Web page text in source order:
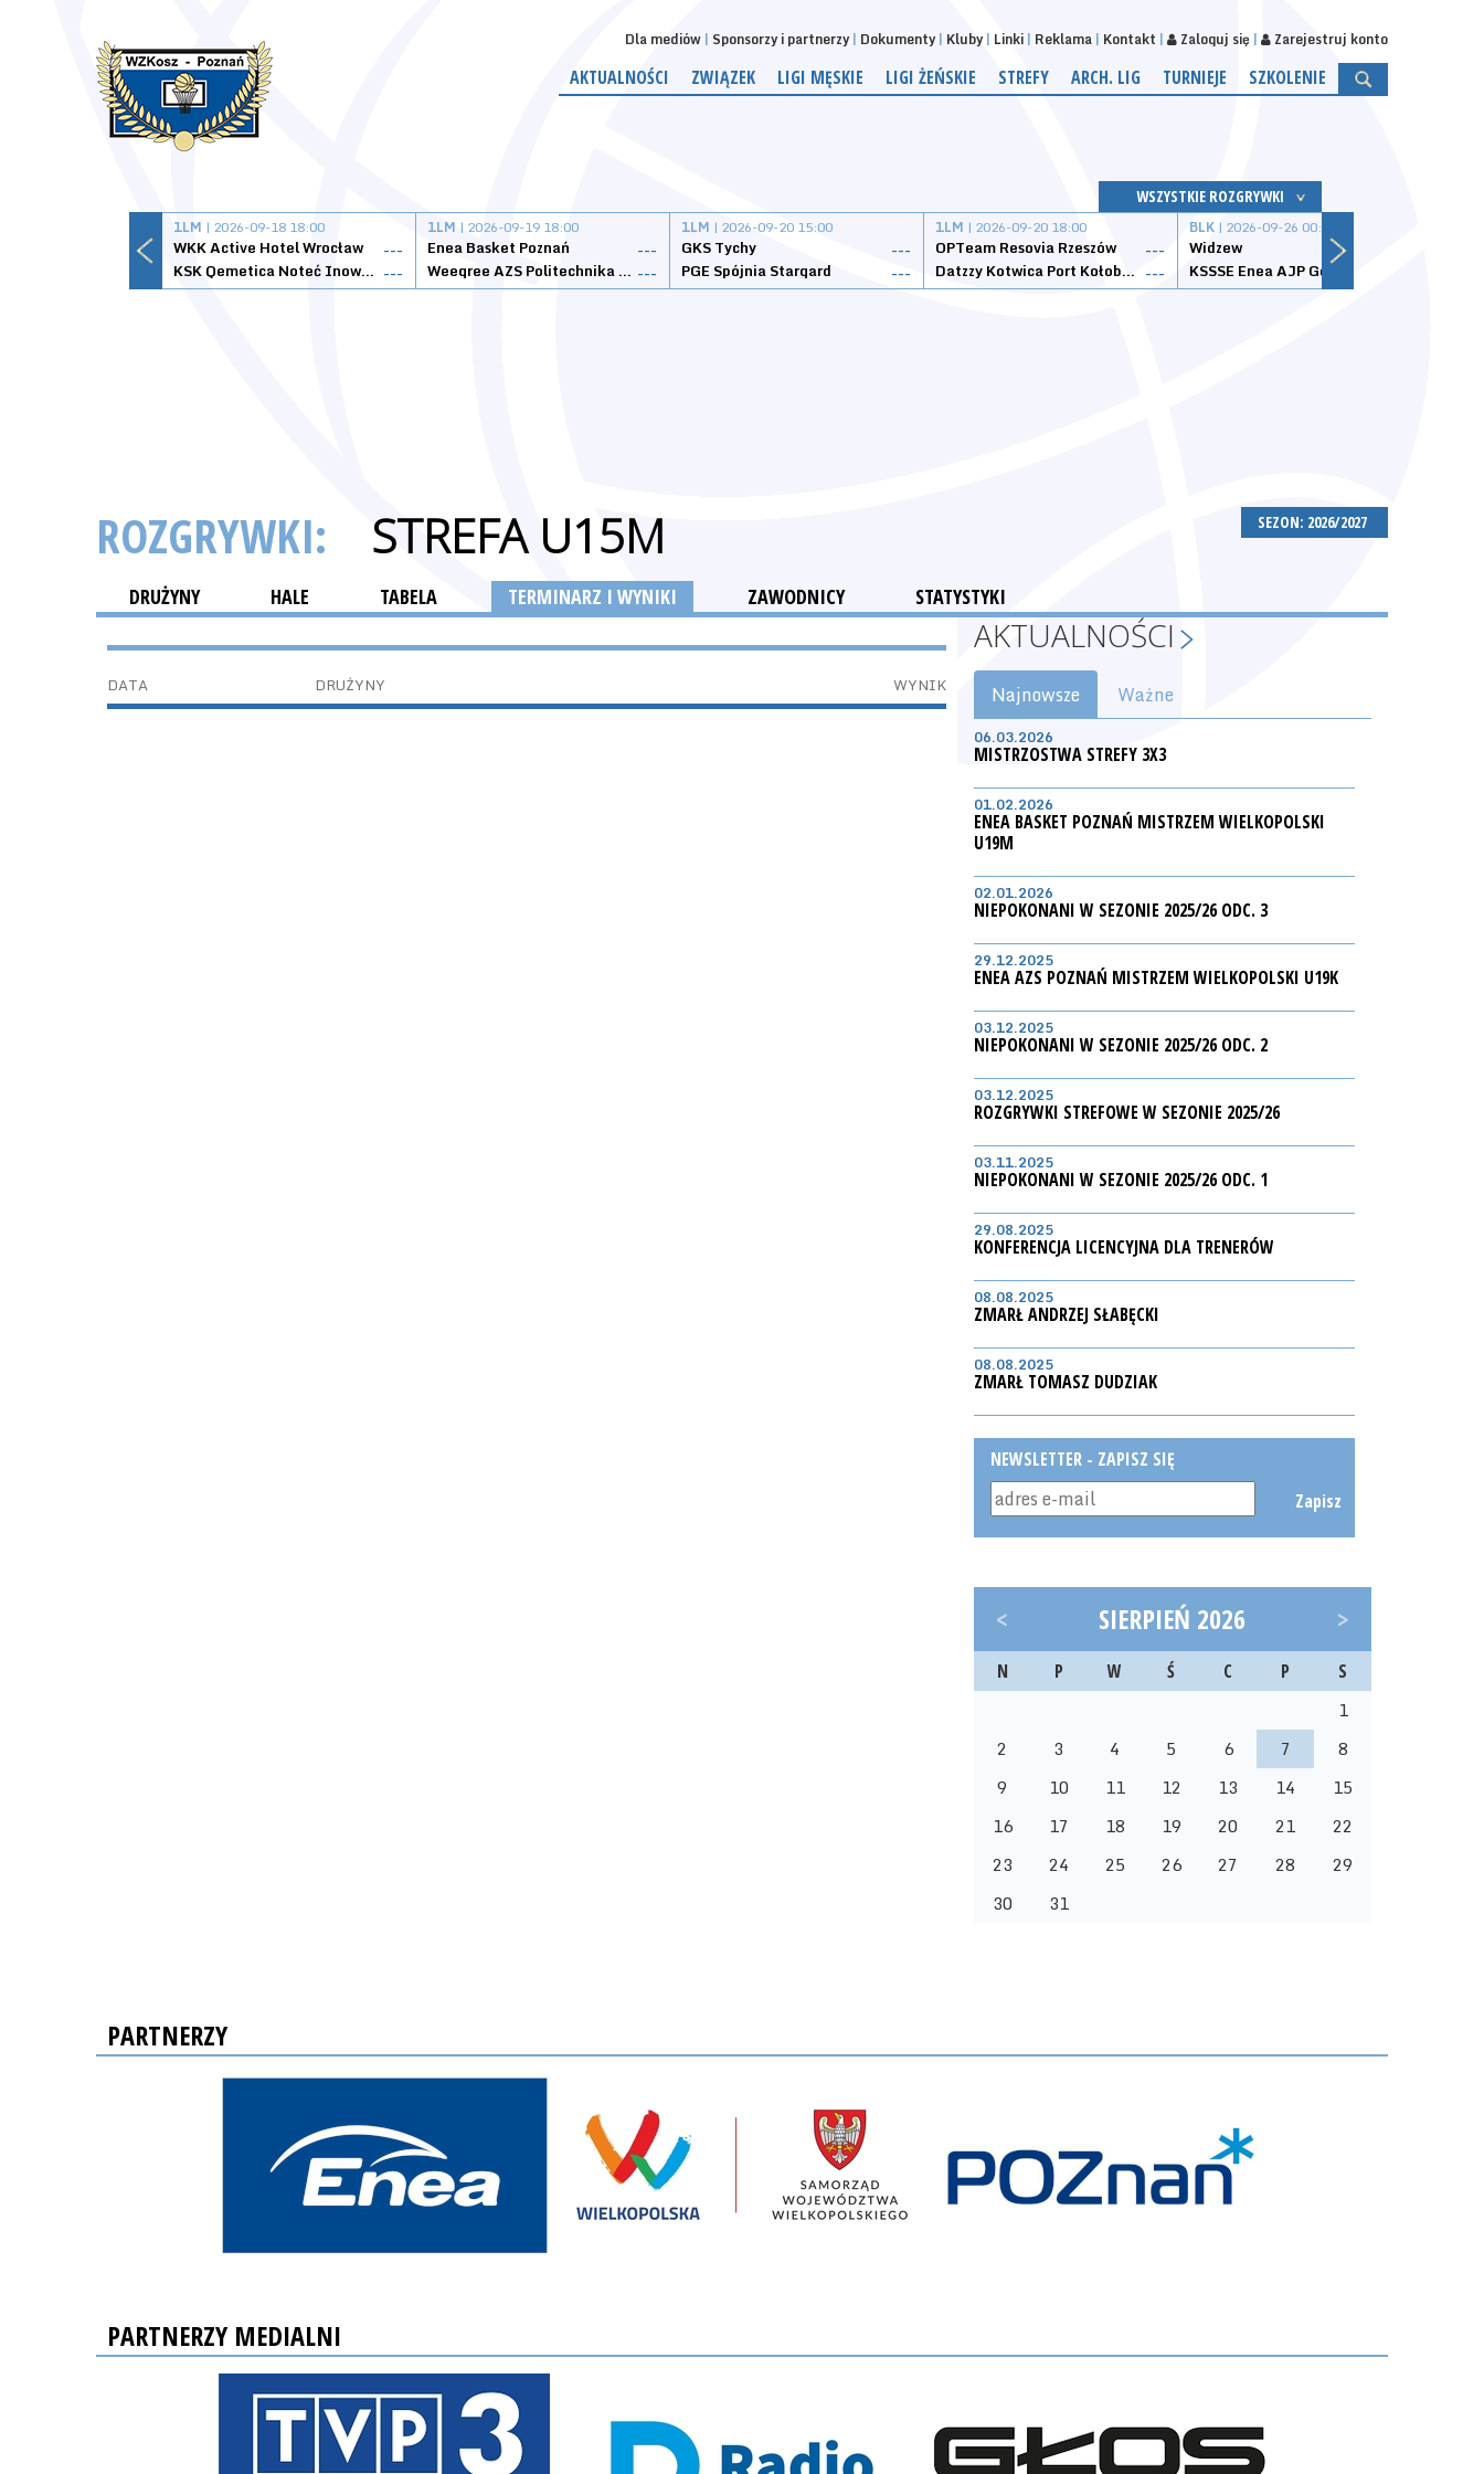
Dla mediów Sponsorzy i partnerzy Dokumenty Kluby Linki Reklama Kontakt Zaloguj się Zarejestruj konto
AKTUALNOŚCI ZWIĄZEK LIGI MĘSKIE LIGI ŻEŃSKIE STREFY ARCH. LIG TURNIEJE SZKOLENIE
WSZYSTKIE ROZGRYWKI
1LM | 2026-09-18 18:00
WKK Active Hotel Wrocław
---
KSK Qemetica Noteć Inowrocław ---
1LM | 2026-09-19 18:00
Enea Basket Poznań
---
Weegree AZS Politechnika Opolska ---
1LM | 2026-09-20 15:00
GKS Tychy
---
PGE Spójnia Stargard
---
1LM | 2026-09-20 18:00
OPTeam Resovia Rzeszów
---
Datzzy Kotwica Port Kołobrzeg ---
BLK | 2026-09-26 00:00
Widzew
SEZON: 2026/2027
ROZGRYWKI: STREFA U15M
DRUŻYNY HALE TABELA TERMINARZ I WYNIKI ZAWODNICY STATYSTYKI
DATA DRUŻYNY WYNIK
AKTUALNOŚCI
Najnowsze Ważne
06.03.2026
MISTRZOSTWA STREFY 3X3
01.02.2026
ENEA BASKET POZNAŃ MISTRZEM WIELKOPOLSKI
U19M
02.01.2026
NIEPOKONANI W SEZONIE 2025/26 ODC. 3
29.12.2025
ENEA AZS POZNAŃ MISTRZEM WIELKOPOLSKI U19K
03.12.2025
NIEPOKONANI W SEZONIE 2025/26 ODC. 2
03.12.2025
ROZGRYWKI STREFOWE W SEZONIE 2025/26
03.11.2025
NIEPOKONANI W SEZONIE 2025/26 ODC. 1
29.08.2025
KONFERENCJA LICENCYJNA DLA TRENERÓW
08.08.2025
ZMARŁ ANDRZEJ SŁABĘCKI
08.08.2025
ZMARŁ TOMASZ DUDZIAK
NEWSLETTER - ZAPISZ SIĘ
Zapisz
< SIERPIEŃ 2026 >
N P W Ś C P S
1
2
3 4 5 6 7
8
9
10 11 12 13 14
15
16
17 18 19 20 21
22
23
24 25 26 27 28
29
30
31
PARTNERZY
PARTNERZY MEDIALNI